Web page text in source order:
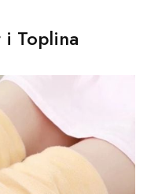
i Toplina